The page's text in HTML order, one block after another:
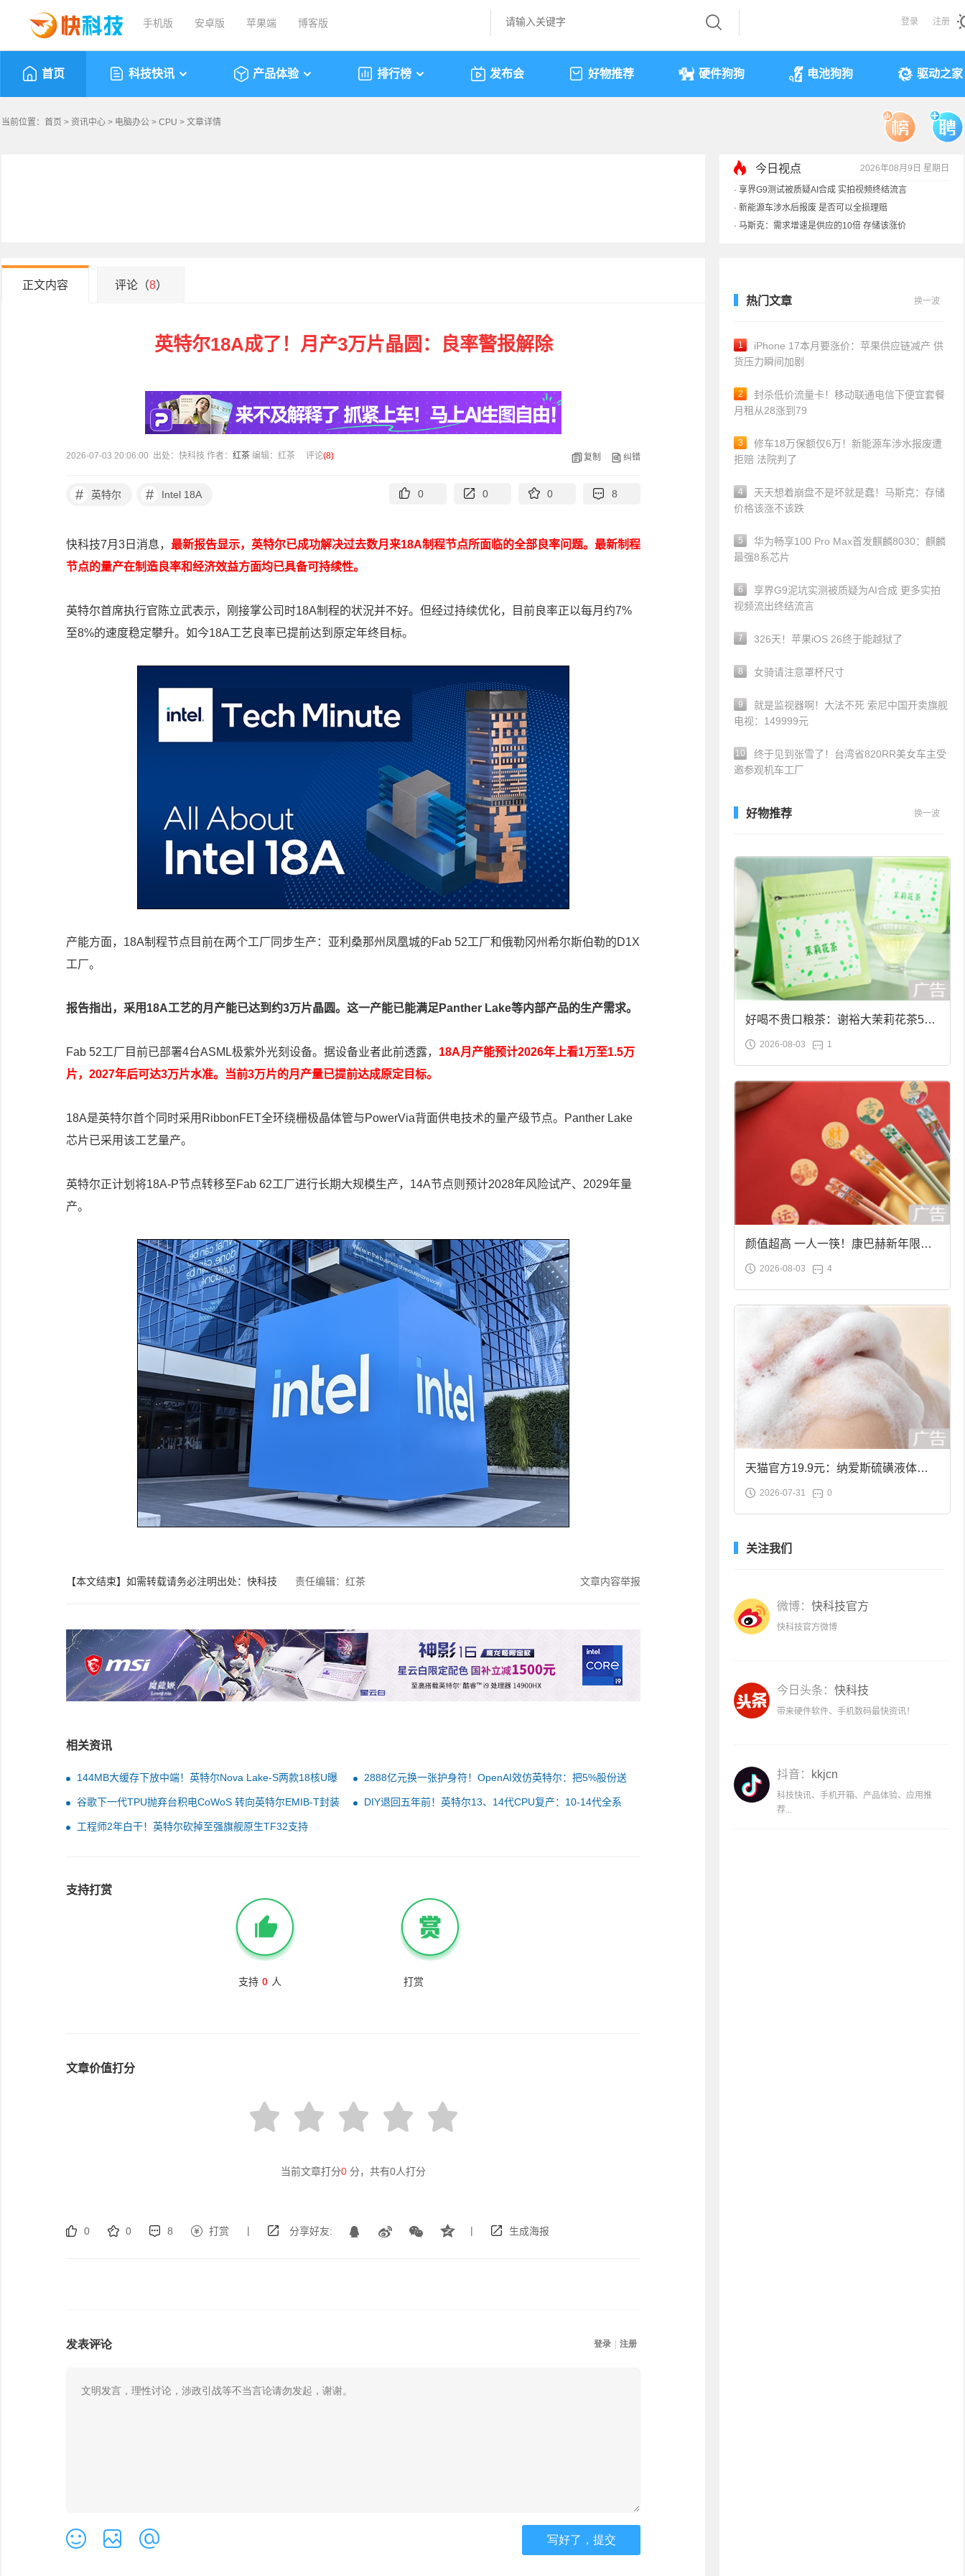
手机版 安卓版 苹果端 博客版 登录 注册
首页 科技快讯 产品体验 排行榜 发布会 好物推荐 硬件狗狗 电池狗狗 驱动之家
当前位置： 首页 > 资讯中心 > 电脑办公 > CPU > 文章详情
今日视点
2026年08月9日 星期日
· 享界G9测试被质疑AI合成 实拍视频终结流言
· 新能源车涉水后报废 是否可以全损理赔
· 马斯克：需求增速是供应的10倍 存储该涨价
正文内容 评论（8）
英特尔18A成了！月产3万片晶圆：良率警报解除
2026-07-03 20:06:00 出处：快科技 作者： 红茶 编辑：红茶 评论(8) 复制 纠错
# 英特尔 # Intel 18A 0 0 0 8
快科技7月3日消息， 最新报告显示，英特尔已成功解决过去数月来18A制程节点所面临的全部良率问题。最新制程
节点的量产在制造良率和经济效益方面均已具备可持续性。
英特尔首席执行官陈立武表示，刚接掌公司时18A制程的状況并不好。但经过持续优化，目前良率正以每月约7%
至8%的速度稳定攀升。如今18A工艺良率已提前达到原定年终目标。
产能方面，18A制程节点目前在两个工厂同步生产：亚利桑那州凤凰城的Fab 52工厂和俄勒冈州希尔斯伯勒的D1X
工厂。
报告指出，采用18A工艺的月产能已达到约3万片晶圆。这一产能已能满足Panther Lake等内部产品的生产需求。
Fab 52工厂目前已部署4台ASML极紫外光刻设备。据设备业者此前透露， 18A月产能预计2026年上看1万至1.5万
片，2027年后可达3万片水准。当前3万片的月产量已提前达成原定目标。
18A是英特尔首个同时采用RibbonFET全环绕栅极晶体管与PowerVia背面供电技术的量产级节点。Panther Lake
芯片已采用该工艺量产。
英特尔正计划将18A-P节点转移至Fab 62工厂进行长期大规模生产，14A节点则预计2028年风险试产、2029年量
产。
【本文结束】如需转载请务必注明出处：快科技 责任编辑：红茶 文章内容举报
相关资讯
144MB大缓存下放中端！英特尔Nova Lake-S两款18核U曝
光：125W/65W
2888亿元换一张护身符！OpenAI效仿英特尔：把5%股份送
谷歌下一代TPU抛弃台积电CoWoS 转向英特尔EMIB-T封装
DIY退回五年前！英特尔13、14代CPU复产：10-14代全系
工程师2年白干！英特尔砍掉至强旗舰原生TF32支持
支持打赏
支持 0 人 打赏
文章价值打分
当前文章打分0 分，共有0人打分
0 0 8 打赏 | 分享好友: | 生成海报
热门文章 换一波
1
iPhone 17本月要涨价：苹果供应链减产 供
货压力瞬间加剧
2
封杀低价流量卡！移动联通电信下便宜套餐
月租从28涨到79
3
修车18万保额仅6万！新能源车涉水报废遭
拒赔 法院判了
4
天天想着崩盘不是坏就是蠢！马斯克：存储
价格该涨不该跌
5
华为畅享100 Pro Max首发麒麟8030：麒麟
最强8系芯片
6
享界G9泥坑实测被质疑为AI合成 更多实拍
视频流出终结流言
7 326天！苹果iOS 26终于能越狱了
8 女骑请注意罩杯尺寸
9
就是监视器啊！大法不死 索尼中国开卖旗舰
电视：149999元
10
终于见到张雪了！台湾省820RR美女车主受
邀参观机车工厂
好物推荐 换一波
好喝不贵口粮茶：谢裕大茉莉花茶50g
袋装9.9元到手
2026-08-03 1
颜值超高 一人一筷！康巴赫新年限定
合金筷子大促：19.9元
2026-08-03 4
天猫官方19.9元：纳爱斯硫磺液体香
皂2斤大促
2026-07-31 0
关注我们
微博： 快科技官方
快科技官方微博
今日头条： 快科技
带来硬件软件、手机数码最快资讯！
抖音： kkjcn
科技快讯、手机开箱、产品体验、应用推
荐...